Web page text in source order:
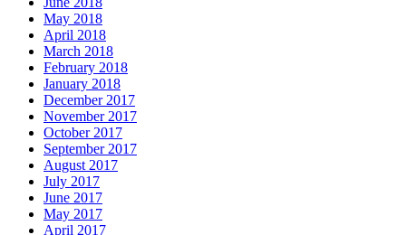
May 2018
April 2018
March 2018
February 2018
January 2018
December 2017
November 2017
October 2017
September 2017
August 2017
July 2017
June 2017
May 2017
April 2017